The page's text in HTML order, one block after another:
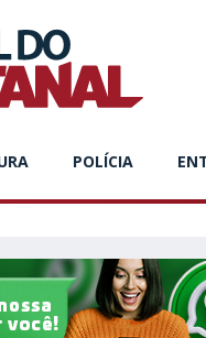
POLÍCIA